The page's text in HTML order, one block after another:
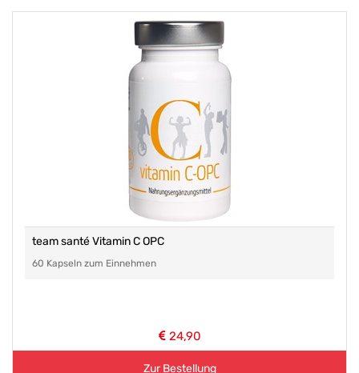
team santé Vitamin C OPC
60 Kapseln zum Einnehmen
24,90
Zur Bestellung